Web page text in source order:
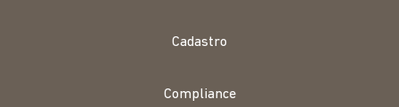
Cadastro
Compliance